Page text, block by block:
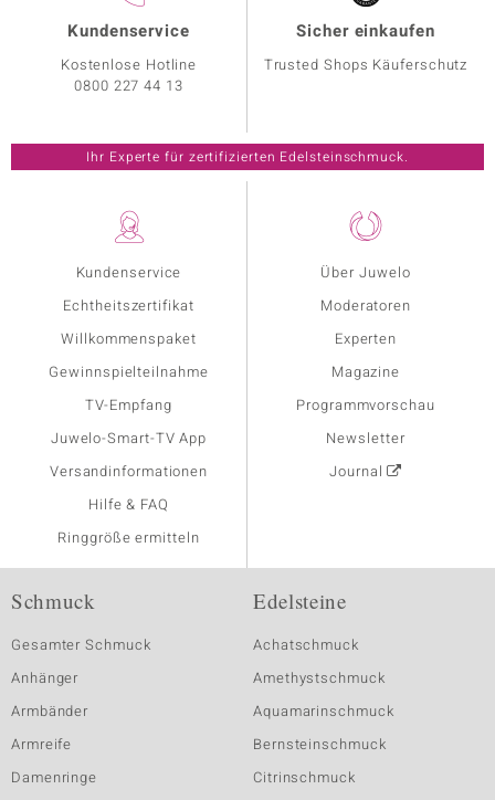
Kundenservice
Echtheitszertifikat
Willkommenspaket
Gewinnspielteilnahme
TV-Empfang
Juwelo-Smart-TV App
Versandinformationen
Hilfe & FAQ
Ringgröße ermitteln
Über Juwelo
Moderatoren
Experten
Magazine
Programmvorschau
Newsletter
Journal
Kundenservice
Kostenlose Hotline
0800 227 44 13
Sicher einkaufen
Trusted Shops Käuferschutz
Ihr Experte für zertifizierten Edelsteinschmuck.
Schmuck
Gesamter Schmuck
Anhänger
Armbänder
Armreife
Damenringe
Edelsteine
Achatschmuck
Amethystschmuck
Aquamarinschmuck
Bernsteinschmuck
Citrinschmuck